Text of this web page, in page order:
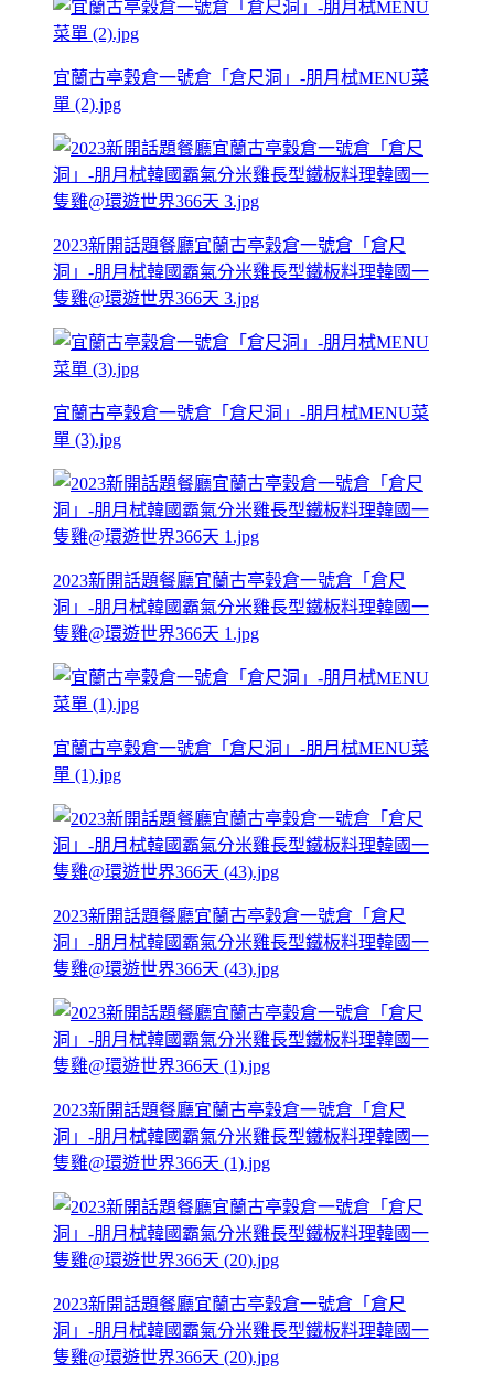
宜蘭古亭穀倉一號倉「倉尺洞」-朋月栻MENU菜
單 (2).jpg
2023新開話題餐廳宜蘭古亭穀倉一號倉「倉尺
洞」-朋月栻韓國霸氣分米雞長型鐵板料理韓國一
隻雞@環遊世界366天 3.jpg
宜蘭古亭穀倉一號倉「倉尺洞」-朋月栻MENU菜
單 (3).jpg
2023新開話題餐廳宜蘭古亭穀倉一號倉「倉尺
洞」-朋月栻韓國霸氣分米雞長型鐵板料理韓國一
隻雞@環遊世界366天 1.jpg
宜蘭古亭穀倉一號倉「倉尺洞」-朋月栻MENU菜
單 (1).jpg
2023新開話題餐廳宜蘭古亭穀倉一號倉「倉尺
洞」-朋月栻韓國霸氣分米雞長型鐵板料理韓國一
隻雞@環遊世界366天 (43).jpg
2023新開話題餐廳宜蘭古亭穀倉一號倉「倉尺
洞」-朋月栻韓國霸氣分米雞長型鐵板料理韓國一
隻雞@環遊世界366天 (1).jpg
2023新開話題餐廳宜蘭古亭穀倉一號倉「倉尺
洞」-朋月栻韓國霸氣分米雞長型鐵板料理韓國一
隻雞@環遊世界366天 (20).jpg